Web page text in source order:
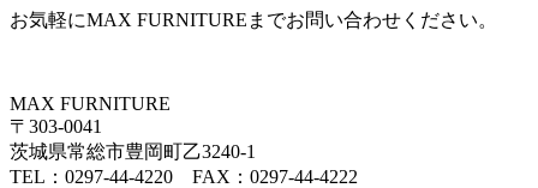
お気軽にMAX FURNITUREまでお問い合わせください。
MAX FURNITURE
〒303-0041
茨城県常総市豊岡町乙3240-1
TEL：0297-44-4220 FAX：0297-44-4222